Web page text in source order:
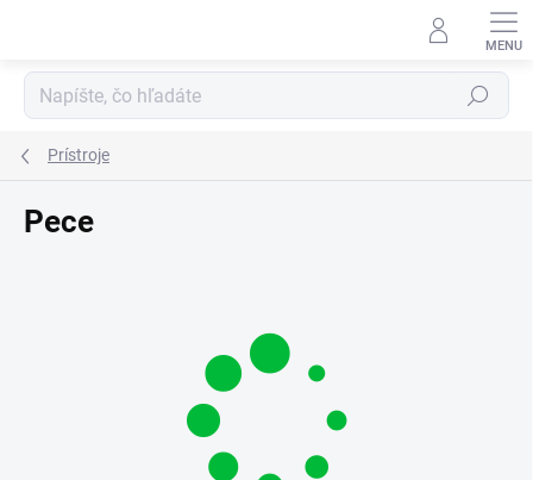
Hľadať
Prístroje
Pece